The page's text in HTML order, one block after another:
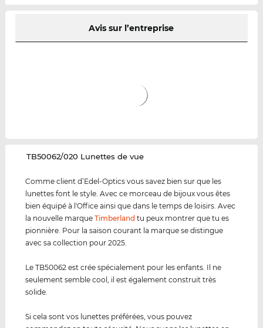
Avis sur l’entreprise
‌TB50062/020 Lunettes de vue
Comme client d’Edel-Optics vous savez bien sur que les
lunettes font le style. Avec ce morceau de bijoux vous êtes
bien équipé à l'Office ainsi que dans le temps de loisirs. Avec
la nouvelle marqueTimberland tu peux montrer que tu es
pionnière. Pour la saison courant la marque se distingue
avec sa collection pour 2025.
Le TB50062 est crée spécialement pour les enfants. Il ne
seulement semble cool, il est également construit très
solide.
Si cela sont vos lunettes préférées, vous pouvez